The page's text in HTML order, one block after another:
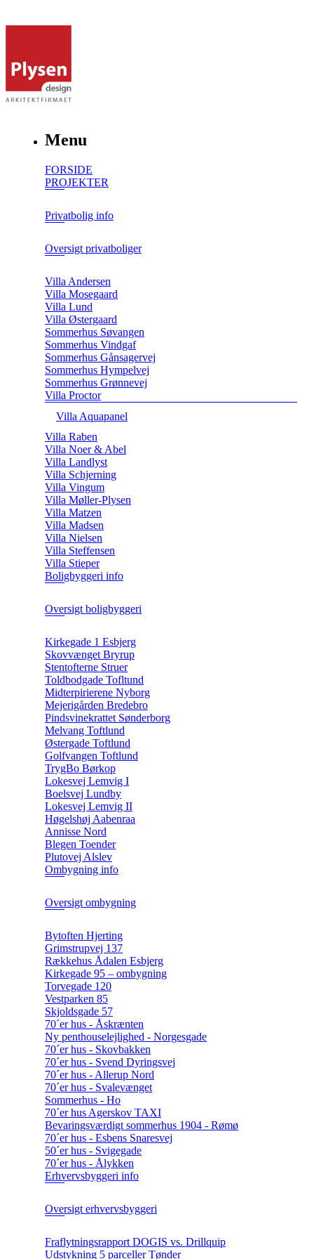
Menu
FORSIDE
PROJEKTER
Privatbolig info
Oversigt privatboliger
Villa Andersen
Villa Mosegaard
Villa Lund
Villa Østergaard
Sommerhus Søvangen
Sommerhus Vindgaf
Sommerhus Gånsagervej
Sommerhus Hympelvej
Sommerhus Grønnevej
Villa Proctor
Villa Aquapanel
Villa Raben
Villa Noer & Abel
Villa Landlyst
Villa Schjerning
Villa Vingum
Villa Møller-Plysen
Villa Matzen
Villa Madsen
Villa Nielsen
Villa Steffensen
Villa Stieper
Boligbyggeri info
Oversigt boligbyggeri
Kirkegade 1 Esbjerg
Skovvænget Bryrup
Stentofterne Struer
Toldbodgade Tofltund
Midterpirierene Nyborg
Mejerigården Bredebro
Pindsvinekrattet Sønderborg
Melvang Toftlund
Østergade Toftlund
Golfvangen Toftlund
TrygBo Børkop
Lokesvej Lemvig I
Boelsvej Lundby
Lokesvej Lemvig II
Høgelshøj Aabenraa
Annisse Nord
Blegen Toender
Plutovej Alslev
Ombygning info
Oversigt ombygning
Bytoften Hjerting
Grimstrupvej 137
Rækkehus Ådalen Esbjerg
Kirkegade 95 – ombygning
Torvegade 120
Vestparken 85
Skjoldsgade 57
70´er hus - Åskrænten
Ny penthouselejlighed - Norgesgade
70´er hus - Skovbakken
70´er hus - Svend Dyringsvej
70´er hus - Allerup Nord
70´er hus - Svalevænget
Sommerhus - Ho
70´er hus Agerskov TAXI
Bevaringsværdigt sommerhus 1904 - Rømø
70´er hus - Esbens Snaresvej
50´er hus - Svigegade
70´er hus - Ålykken
Erhvervsbyggeri info
Oversigt erhvervsbyggeri
Fraflytningsrapport DOGIS vs. Drillquip
Udstykning 5 parceller Tønder